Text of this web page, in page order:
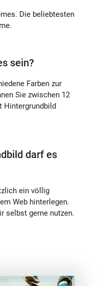
Die beliebtesten
sein?
Farben zur
Sie zwischen 12
Hintergrundbild
darf es
ein völlig
Web hinterlegen.
selbst gerne nutzen.